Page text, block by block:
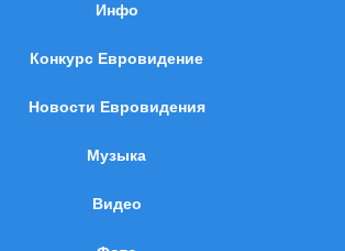
Инфо
Конкурс Евровидение
Новости Евровидения
Музыка
Видео